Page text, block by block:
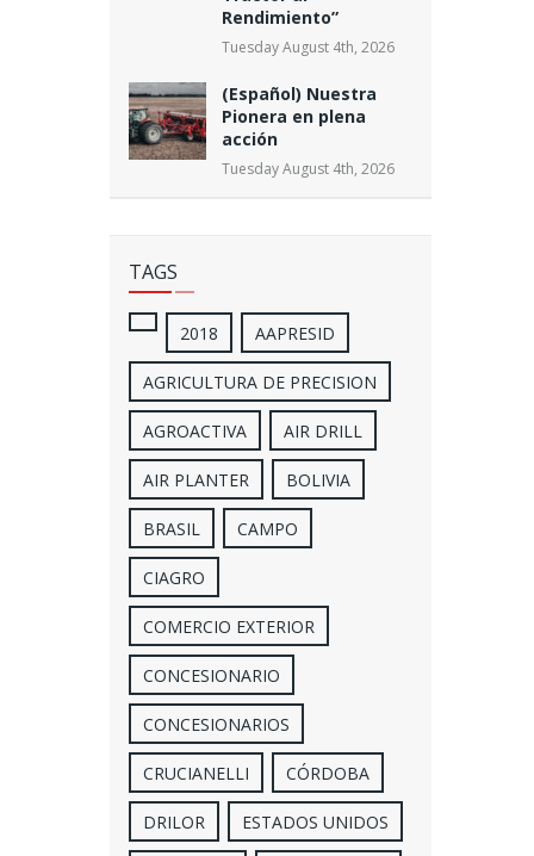
Rendimiento”
Tuesday August 4th, 2026
(Español) Nuestra
Pionera en plena
acción
Tuesday August 4th, 2026
TAGS
2018 AAPRESID
AGRICULTURA DE PRECISION
AGROACTIVA AIR DRILL
AIR PLANTER BOLIVIA
BRASIL CAMPO
CIAGRO
COMERCIO EXTERIOR
CONCESIONARIO
CONCESIONARIOS
CRUCIANELLI CÓRDOBA
DRILOR ESTADOS UNIDOS